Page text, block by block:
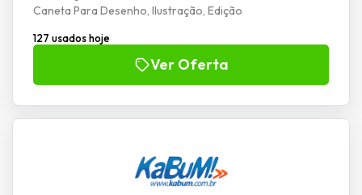
Caneta Para Desenho, Ilustração, Edição
127 usados hoje
Ver Oferta